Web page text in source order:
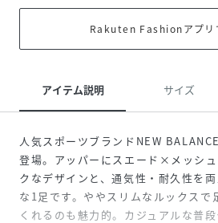
Rakuten Fashionアプリ
アイテム説明 サイズ
人気スポーツブランドNEW
登場。アッパーにスエード×メッシ
クなデザインと、通気性・耐久性を
な1足です。ややスリムなルックスで
くれるのも魅力的。カジュアルな普